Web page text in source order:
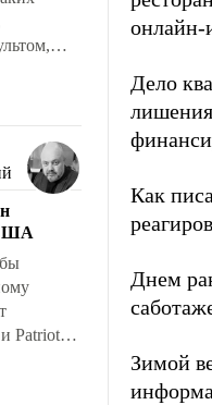
и
под
на себя
Patriot
трех
с
онлайн-
Дело
лишения
Как
Днем
Зимой